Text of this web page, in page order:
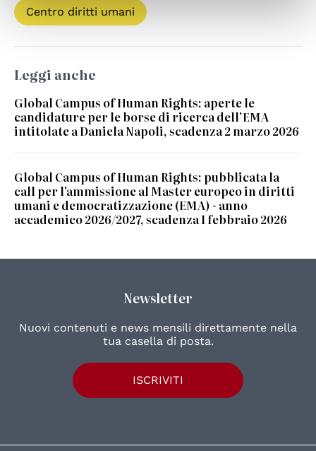
Centro diritti umani
Leggi anche
Global Campus of Human Rights: aperte le
candidature per le borse di ricerca dell’EMA
intitolate a Daniela Napoli, scadenza 2 marzo 2026
Global Campus of Human Rights: pubblicata la
call per l'ammissione al Master europeo in diritti
umani e democratizzazione (EMA) - anno
accademico 2026/2027, scadenza 1 febbraio 2026
Newsletter
Nuovi contenuti e news mensili direttamente nella
tua casella di posta.
ISCRIVITI